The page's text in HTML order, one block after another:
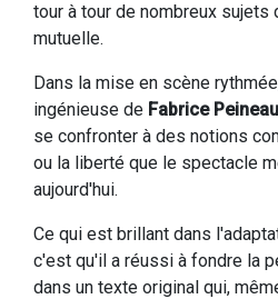
tour à tour de nombreux sujets
mutuelle.
Dans la mise en scène
ingénieuse de Fabrice Peineau
se confronter à des notions
ou la liberté que le spectacle
aujourd'hui.
Ce qui est brillant dans
c'est qu'il a réussi à fondre la
dans un texte original qui,